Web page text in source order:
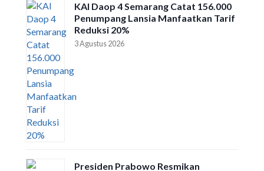
KAI Daop 4 Semarang Catat 156.000
Penumpang Lansia Manfaatkan Tarif
Reduksi 20%
3 Agustus 2026
Presiden Prabowo Resmikan